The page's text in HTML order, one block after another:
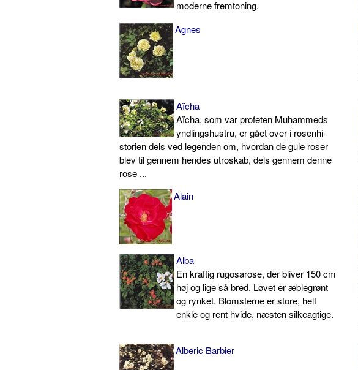
moderne fremtoning.
Agnes
Aïcha
Aïcha, som var profeten Muhammeds
yndlingshustru, er gået over i rosenhi­
storien dels ved legenden om, hvordan de gule roser
blev til gennem hendes utroskab, dels gennem denne
rose ...
Alain
Alba
En kraftig rugosarose, der bliver 150 cm
høj og lige så bred. Løvet er æblegrønt
og rynket. Blomsterne er store, helt
enkle og rent hvide, næsten silkeagtige.
Alberic Barbier